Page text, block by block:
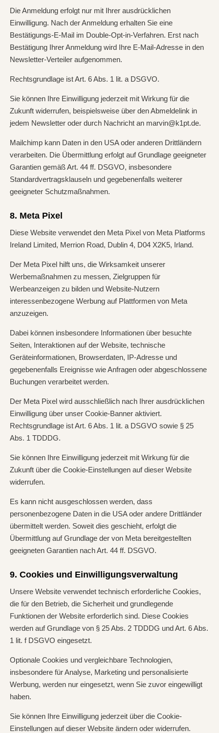
Die Anmeldung erfolgt nur mit Ihrer ausdrücklichen
Einwilligung. Nach der Anmeldung erhalten Sie eine
Bestätigungs-E-Mail im Double-Opt-in-Verfahren. Erst nach
Bestätigung Ihrer Anmeldung wird Ihre E-Mail-Adresse in den
Newsletter-Verteiler aufgenommen.
Rechtsgrundlage ist Art. 6 Abs. 1 lit. a DSGVO.
Sie können Ihre Einwilligung jederzeit mit Wirkung für die
Zukunft widerrufen, beispielsweise über den Abmeldelink in
jedem Newsletter oder durch Nachricht an marvin@k1pt.de.
Mailchimp kann Daten in den USA oder anderen Drittländern
verarbeiten. Die Übermittlung erfolgt auf Grundlage geeigneter
Garantien gemäß Art. 44 ff. DSGVO, insbesondere
Standardvertragsklauseln und gegebenenfalls weiterer
geeigneter Schutzmaßnahmen.
8. Meta Pixel
Diese Website verwendet den Meta Pixel von Meta Platforms
Ireland Limited, Merrion Road, Dublin 4, D04 X2K5, Irland.
Der Meta Pixel hilft uns, die Wirksamkeit unserer
Werbemaßnahmen zu messen, Zielgruppen für
Werbeanzeigen zu bilden und Website-Nutzern
interessenbezogene Werbung auf Plattformen von Meta
anzuzeigen.
Dabei können insbesondere Informationen über besuchte
Seiten, Interaktionen auf der Website, technische
Geräteinformationen, Browserdaten, IP-Adresse und
gegebenenfalls Ereignisse wie Anfragen oder abgeschlossene
Buchungen verarbeitet werden.
Der Meta Pixel wird ausschließlich nach Ihrer ausdrücklichen
Einwilligung über unser Cookie-Banner aktiviert.
Rechtsgrundlage ist Art. 6 Abs. 1 lit. a DSGVO sowie § 25
Abs. 1 TDDDG.
Sie können Ihre Einwilligung jederzeit mit Wirkung für die
Zukunft über die Cookie-Einstellungen auf dieser Website
widerrufen.
Es kann nicht ausgeschlossen werden, dass
personenbezogene Daten in die USA oder andere Drittländer
übermittelt werden. Soweit dies geschieht, erfolgt die
Übermittlung auf Grundlage der von Meta bereitgestellten
geeigneten Garantien nach Art. 44 ff. DSGVO.
9. Cookies und Einwilligungsverwaltung
Unsere Website verwendet technisch erforderliche Cookies,
die für den Betrieb, die Sicherheit und grundlegende
Funktionen der Website erforderlich sind. Diese Cookies
werden auf Grundlage von § 25 Abs. 2 TDDDG und Art. 6 Abs.
1 lit. f DSGVO eingesetzt.
Optionale Cookies und vergleichbare Technologien,
insbesondere für Analyse, Marketing und personalisierte
Werbung, werden nur eingesetzt, wenn Sie zuvor eingewilligt
haben.
Sie können Ihre Einwilligung jederzeit über die Cookie-
Einstellungen auf dieser Website ändern oder widerrufen.